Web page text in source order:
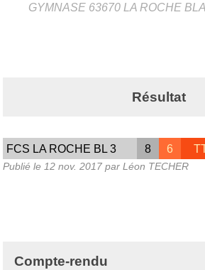
GYMNASE 63670 LA ROCHE
Résultat
FCS LA ROCHE BL 3 8 6
Publié le 12 nov. 2017 par Léon TECHER
Compte-rendu